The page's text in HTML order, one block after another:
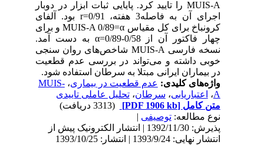
MUIS-A را تایید کرد. پایایی ثبات ابزار در دوبار
اجرای آن به فاصله3 هفته، 0/91=r بود. آلفای
کرونباخ برای کل مقیاس MUIS-A 0/89=α و برای
چهار فاکتور آن از 0/58-0/89=α به دست آمد.
نسخه فارسی MUIS-A شاخص‌های روان سنجی
خوبی داشته و می‌تواند در بررسی عدم قطعیت
در بیماران ایرانی مبتلا به سرطان استفاده شود.
واژه‌های کلیدی:عدم قطعیت در بیماری،MUIS-
،اعتباریابی،سرطان،تحلیل عاملی تاییدی
متن کامل[PDF 1906 kb]
نوع مطالعه:توصیفی|
پذیرش: 1392/11/30 | انتشار الکترونیک پیش از
انتشار نهایی: 1393/9/24 | انتشار: 1393/10/25